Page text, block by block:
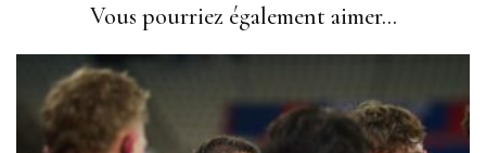
Vous pourriez également aimer...